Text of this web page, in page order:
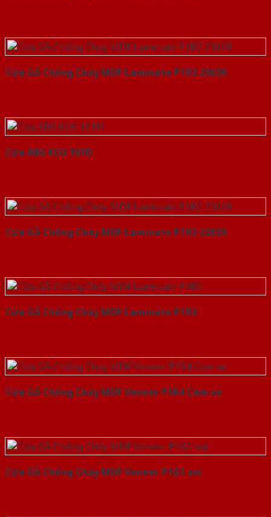
Cửa Gỗ Chống Cháy MDF Laminate P1R2 23029
Cửa ABS KOS 101D
Cửa Gỗ Chống Cháy MDF Laminate P1R2 23029
Cửa Gỗ Chống Cháy MDF Laminate P1R2
Cửa Gỗ Chống Cháy MDF Veneer P1R4 Cam xe
Cửa Gỗ Chống Cháy MDF Veneer P1G1 soi